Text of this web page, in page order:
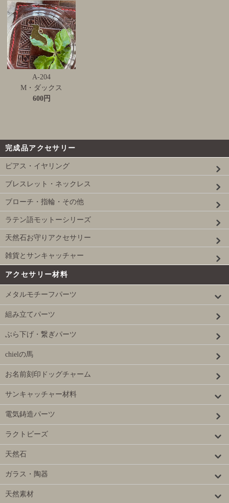
A-204
M・ダックス
600円
完成品アクセサリー
ピアス・イヤリング
ブレスレット・ネックレス
ブローチ・指輪・その他
ラテン語モットーシリーズ
天然石お守りアクセサリー
雑貨とサンキャッチャー
アクセサリー材料
メタルモチーフパーツ
組み立てパーツ
ぶら下げ・繋ぎパーツ
chielの馬
お名前刻印ドッグチャーム
サンキャッチャー材料
電気鋳造パーツ
ラクトビーズ
天然石
ガラス・陶器
天然素材